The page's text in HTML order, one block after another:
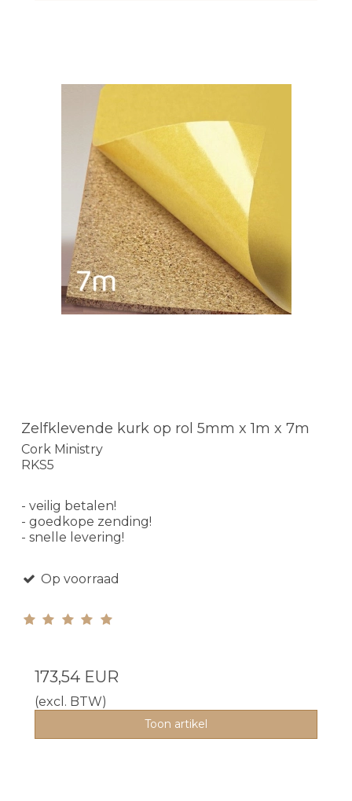
Zelfklevende kurk op rol 5mm x 1m x 7m
Cork Ministry
RKS5
- veilig betalen!
- goedkope zending!
- snelle levering!
Op voorraad
173,54 EUR
(excl. BTW)
Toon artikel